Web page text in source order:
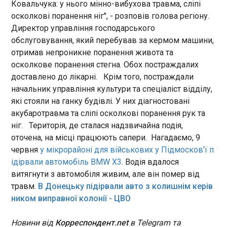
забезпечити доступ до
фінансування там, де воно
недоступне через воєнні
ризики.
10:27:17
Контррозвідка Служби безпеки України
повідомила про масштабну кампанію
російських спецслужб із вербування українців за
схемою "під чужим прапором". Про це розповіли
в СБУ у п'ятницю, 3 липня. За даними відомства,
агенти РФ телефонують або пишуть
громадянам, представляючись працівниками
СБУ, Нацполіції чи інших українських
правоохоронних органів.
ЧИТАТЬ
РФ ударила по Сумщині: загинули дві жінки
10:22:59
У ніч проти п’ятниці, 3 липня, російські
безпілотники атакували Роменську громаду
Сумської області. Загинули дві цивільні жінки.
Про це повідомив начальник ОВА Олег Григоров.
Він зазначив, що безпілотник влучив у житловий
будинок у приватному секторі. На момент удару
Ковальчука: у нього мінно-вибухова травма, сліпі
осколкові поранення ніг", - розповів голова регіону.
Директор управління господарського
обслуговування, який перебував за кермом машини,
отримав непроникне поранення живота та
осколкове поранення стегна. Обох постраждалих
доставлено до лікарні. Крім того, постраждали
начальник управління культури та спеціаліст відділу,
які стояли на ганку будівлі. У них діагностовані
акубаротравма та сліпі осколкові поранення рук та
ніг. Територія, де сталася надзвичайна подія,
оточена, на місці працюють сапери. Нагадаємо, 9
червняу мікрорайоні для військових у Підмосков'ї п
ідірвали автомобіль BMW Х3. Водія вдалося
витягнути з автомобіля живим, але він помер від
травм. В Донецьку підірвали авто з колишнім керів
ником виправної колонії - ЦВО
Новини від Корреспондент.netв Telegram та